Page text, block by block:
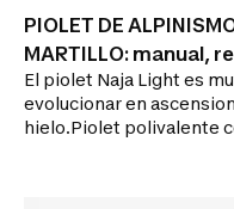
PIOLET DE
MARTILLO: manual,
El piolet Naja Light es
evolucionar en
hielo.Piolet polivalente